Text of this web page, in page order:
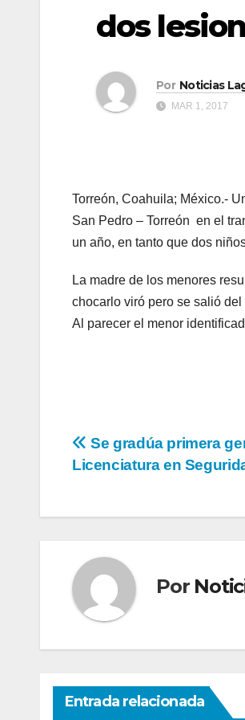
dos
Por Noticias
MAR 1, 2017
Torreón, Coahuila; México.-
San Pedro – Torreón en el
un año, en tanto que dos
La madre de los menores
chocarlo viró pero se salió
Al parecer el menor
Navegación
entradas
Se gradúa primera
Licenciatura en
Por
Entrada relacionada